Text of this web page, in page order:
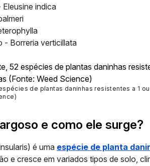
Eleusine indica
- Borreria verticillata
de plantas daninhas resistentes a 1
e como ele surge?
) é uma espécie de planta
e cresce em variados tipos de solo,